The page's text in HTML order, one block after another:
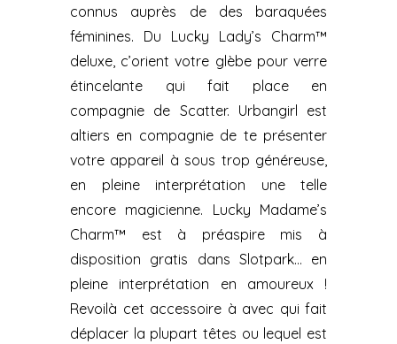
connus auprès de des baraquées
féminines. Du Lucky Lady’s Charm™
deluxe, c’orient votre glèbe pour verre
étincelante qui fait place en
compagnie de Scatter. Urbangirl est
altiers en compagnie de te présenter
votre appareil à sous trop généreuse,
en pleine interprétation une telle
encore magicienne. Lucky Madame’s
Charm™ est à préaspire mis à
disposition gratis dans Slotpark… en
pleine interprétation en amoureux !
Revoilà cet accessoire à avec qui fait
déplacer la plupart têtes ou lequel est